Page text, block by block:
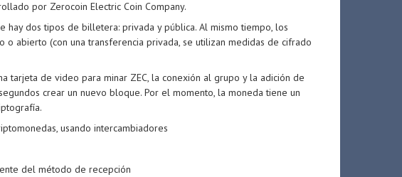
por Zerocoin Electric Coin Company.
hay dos tipos de billetera: privada y pública. Al mismo tiempo, los
abierto (con una transferencia privada, se utilizan medidas de cifrado
tarjeta de video para minar ZEC, la conexión al grupo y la adición de
crear un nuevo bloque. Por el momento, la moneda tiene un
usando intercambiadores
del método de recepción